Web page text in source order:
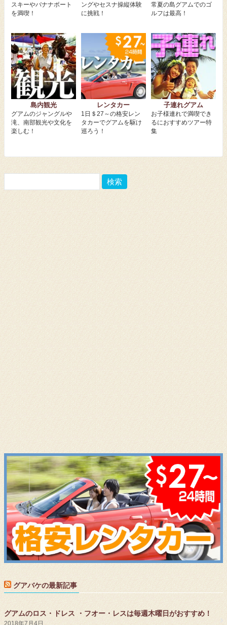
スキーやバナナボート
を満喫！
ングやセスナ操縦体験
に挑戦！
常夏の島グアムでのゴ
ルフは最高！
島内観光
グアムのジャングルや
滝、南部観光や文化を
楽しむ！
レンタカー
1日＄27～の格安レン
タカーでグアムを駆け
巡ろう！
子連れグアム
お子様連れで満喫でき
るにおすすめツアー特
集
グアバケの最新記事
グアムのロス・ドレス ・フオー・レスは毎週木曜日がおすすめ！
2018年7月4日